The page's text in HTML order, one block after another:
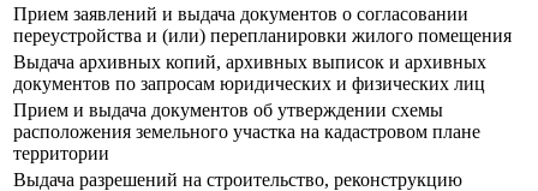
Прием заявлений и выдача документов о согласовании
переустройства и (или) перепланировки жилого помещения
Выдача архивных копий, архивных выписок и архивных
документов по запросам юридических и физических лиц
Прием и выдача документов об утверждении схемы
расположения земельного участка на кадастровом плане
территории
Выдача разрешений на строительство, реконструкцию